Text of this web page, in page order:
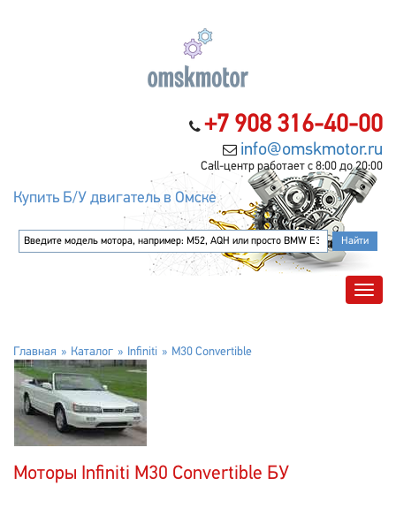
+7 908 316-40-00
info@omskmotor.ru
Call-центр работает с 8:00 до 20:00
Купить Б/У двигатель в Омске
Главная Каталог Infiniti M30 Convertible
Моторы Infiniti M30 Convertible БУ